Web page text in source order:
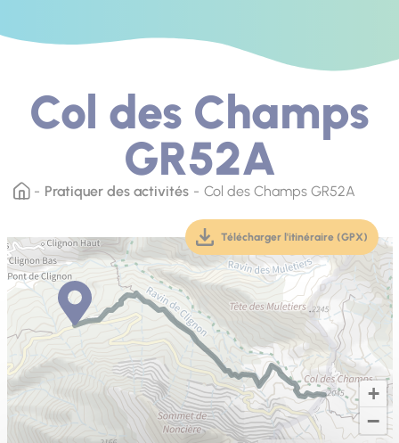
Col des Champs
GR52A
Pratiquer des activités Col des Champs GR52A
+
−
Télécharger l'itinéraire (GPX)
(téléchargement,